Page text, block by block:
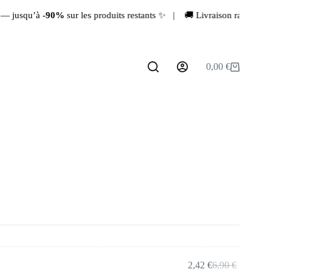
-90%sur les produits restants ✨ | 🚚 Livraison rapide depuis la France 🇫🇷 |
Panier
0,00 €
6,90€
Le
2,42 €Le